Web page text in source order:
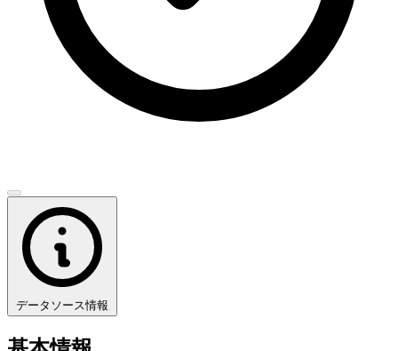
データソース情報